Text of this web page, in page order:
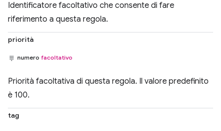
Identificatore facoltativo che consente di fare
riferimento a questa regola.
priorità
numero facoltativo
Priorità facoltativa di questa regola. Il valore predefinito
è 100.
tag